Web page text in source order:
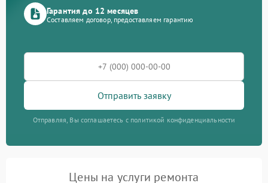
Гарантия до 12 месяцев
Составляем договор, предоставляем гарантию
Отправить заявку
Отправляя, Вы соглашаетесь с политикой конфиденциальности
Цены на услуги ремонта